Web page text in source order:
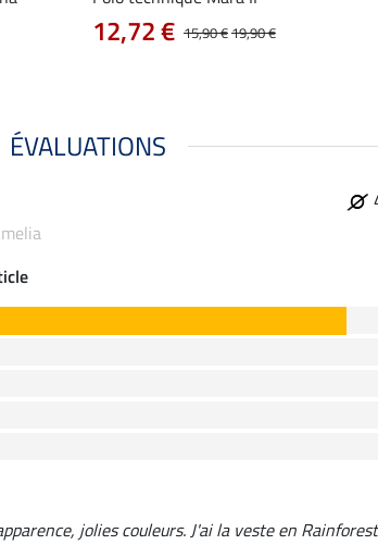
15,90 €19,90 €
12,72 €
ÉVALUATIONS
jolies couleurs. J'ai la veste en